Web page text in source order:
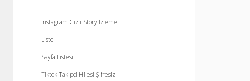
Instagram Gizli Story İzleme
Liste
Sayfa Listesi
Tiktok Takipçi Hilesi Şifresiz